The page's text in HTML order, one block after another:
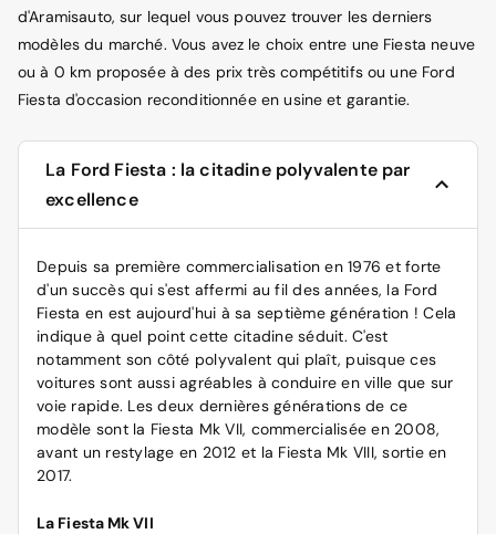
d'Aramisauto, sur lequel vous pouvez trouver les derniers
modèles du marché. Vous avez le choix entre une Fiesta neuve
ou à 0 km proposée à des prix très compétitifs ou une Ford
Fiesta d'occasion reconditionnée en usine et garantie.
La Ford Fiesta : la citadine polyvalente par
excellence
Depuis sa première commercialisation en 1976 et forte
d'un succès qui s'est affermi au fil des années, la Ford
Fiesta en est aujourd'hui à sa septième génération ! Cela
indique à quel point cette citadine séduit. C'est
notamment son côté polyvalent qui plaît, puisque ces
voitures sont aussi agréables à conduire en ville que sur
voie rapide. Les deux dernières générations de ce
modèle sont la Fiesta Mk VII, commercialisée en 2008,
avant un restylage en 2012 et la Fiesta Mk VIII, sortie en
2017.
La Fiesta Mk VII